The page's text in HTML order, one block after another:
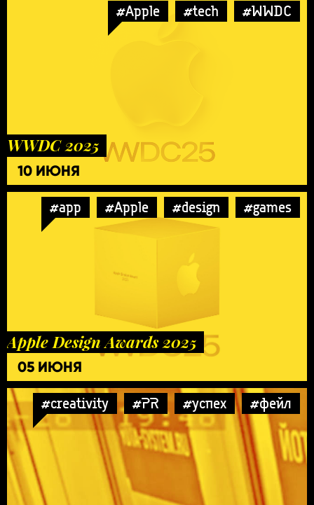
#Apple #tech #WWDC
WWDC 2025
10 ИЮНЯ
#app #Apple #design #games
Apple Design Awards 2025
05 ИЮНЯ
#creativity #PR #успех #фейл